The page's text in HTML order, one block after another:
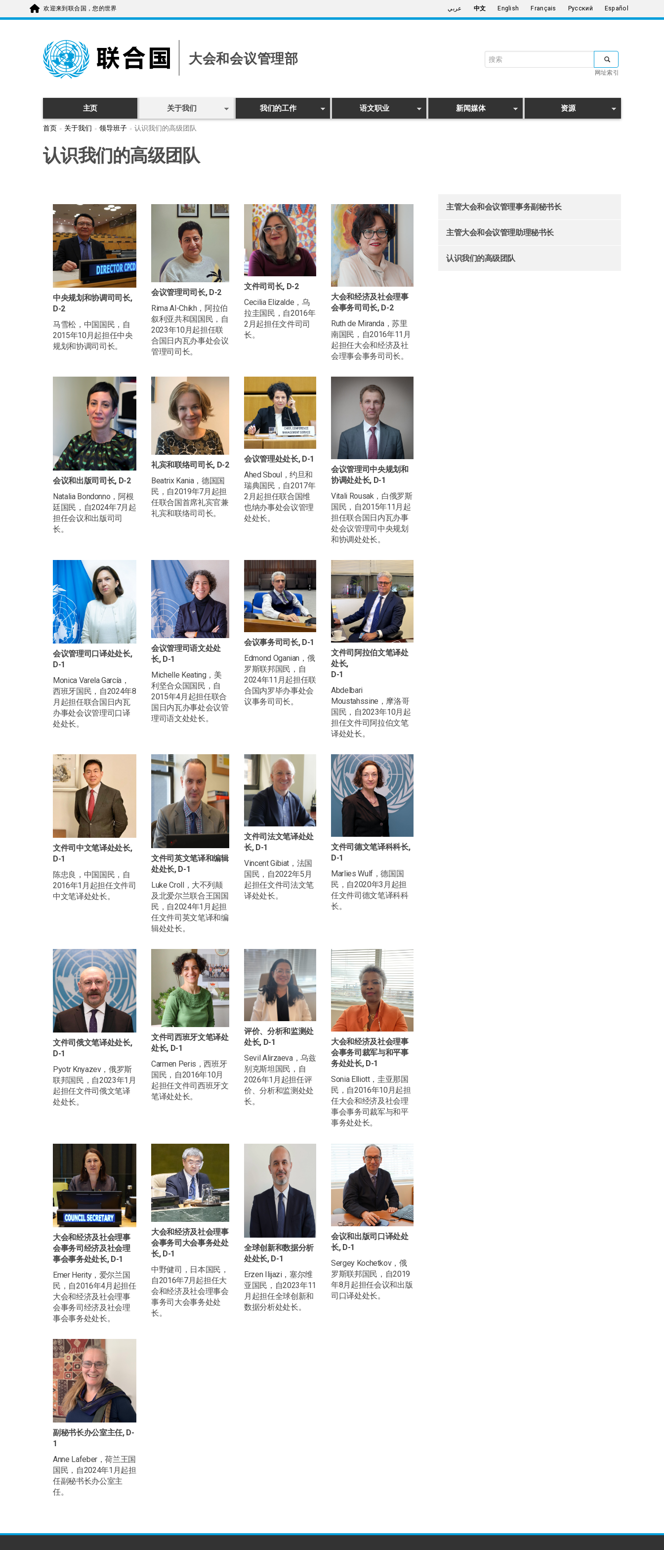
到
欢迎来到联合国，您的世界 عربي 中文 English Français Русский Español
大会和会议管理部
搜
单
网址索引
主页 关于我们 我们的工作 语文职业 新闻媒体 资源
首页 关于我们 领导班子 认识我们的高级团队
认识我们的高级团队
中央规划和协调司司长,
D-2
马雪松，中国国民，自
2015年10月起担任中央
规划和协调司司长。
会议管理司司长, D-2
Rima Al-Chikh，阿拉伯
叙利亚共和国国民，自
2023年10月起担任联
合国日内瓦办事处会议
管理司司长。
文件司司长, D-2
Cecilia Elizalde，乌
拉圭国民，自2016年
2月起担任文件司司
长。
大会和经济及社会理事
会事务司司长, D-2
Ruth de Miranda，苏里
南国民，自2016年11月
起担任大会和经济及社
会理事会事务司司长。
会议和出版司司长, D-2
Natalia Bondonno，阿根
廷国民，自2024年7月起
担任会议和出版司司
长。
礼宾和联络司司长, D-2
Beatrix Kania，德国国
民，自2019年7月起担
任联合国首席礼宾官兼
礼宾和联络司司长。
会议管理处处长, D-1
Ahed Sboul，约旦和
瑞典国民，自2017年
2月起担任联合国维
也纳办事处会议管理
处处长。
会议管理司中央规划和
协调处处长, D-1
Vitali Rousak，白俄罗斯
国民，自2015年11月起
担任联合国日内瓦办事
处会议管理司中央规划
和协调处处长。
会议管理司口译处处长,
D-1
Monica Varela García，
西班牙国民，自2024年8
月起担任联合国日内瓦
办事处会议管理司口译
处处长。
会议管理司语文处处
长, D-1
Michelle Keating，美
利坚合众国国民，自
2015年4月起担任联合
国日内瓦办事处会议管
理司语文处处长。
会议事务司司长, D-1
Edmond Oganian，俄
罗斯联邦国民，自
2024年11月起担任联
合国内罗毕办事处会
议事务司司长。
文件司阿拉伯文笔译处
处长,
D-1
Abdelbari
Moustahssine，摩洛哥
国民，自2023年10月起
担任文件司阿拉伯文笔
译处处长。
文件司中文笔译处处长,
D-1
陈忠良，中国国民，自
2016年1月起担任文件司
中文笔译处处长。
文件司英文笔译和编辑
处处长, D-1
Luke Croll，大不列颠
及北爱尔兰联合王国国
民，自2024年1月起担
任文件司英文笔译和编
辑处处长。
文件司法文笔译处处
长, D-1
Vincent Gibiat，法国
国民，自2022年5月
起担任文件司法文笔
译处处长。
文件司德文笔译科科长,
D-1
Marlies Wulf，德国国
民，自2020年3月起担
任文件司德文笔译科科
长。
文件司俄文笔译处处长,
D-1
Pyotr Knyazev，俄罗斯
联邦国民，自2023年1月
起担任文件司俄文笔译
处处长。
文件司西班牙文笔译处
处长, D-1
Carmen Peris，西班牙
国民，自2016年10月
起担任文件司西班牙文
笔译处处长。
评价、分析和监测处
处长, D-1
Sevil Alirzaeva，乌兹
别克斯坦国民，自
2026年1月起担任评
价、分析和监测处处
长。
大会和经济及社会理事
会事务司裁军与和平事
务处处长, D-1
Sonia Elliott，圭亚那国
民，自2016年10月起担
任大会和经济及社会理
事会事务司裁军与和平
事务处处长。
大会和经济及社会理事
会事务司经济及社会理
事会事务处处长, D-1
Emer Herity，爱尔兰国
民，自2016年4月起担任
大会和经济及社会理事
会事务司经济及社会理
事会事务处处长。
大会和经济及社会理事
会事务司大会事务处处
长, D-1
中野健司，日本国民，
自2016年7月起担任大
会和经济及社会理事会
事务司大会事务处处
长。
全球创新和数据分析
处处长, D-1
Erzen Ilijazi，塞尔维
亚国民，自2023年11
月起担任全球创新和
数据分析处处长。
会议和出版司口译处处
长, D-1
Sergey Kochetkov，俄
罗斯联邦国民，自2019
年8月起担任会议和出版
司口译处处长。
副秘书长办公室主任, D-
1
Anne Lafeber，荷兰王国
国民，自2024年1月起担
任副秘书长办公室主
任。
主管大会和会议管理事务副秘书长
主管大会和会议管理助理秘书长
认识我们的高级团队